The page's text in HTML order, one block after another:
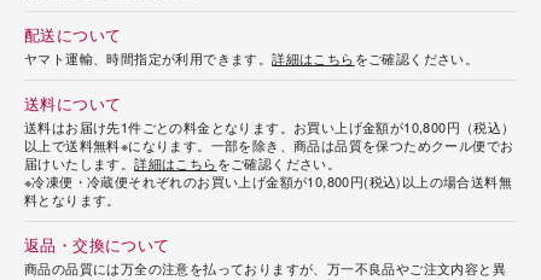
配送について
ヤマト運輸、時間指定が利用できます。詳細はこちらをご確認ください。
送料について
送料はお届け先1件ごとの料金となります。お買い上げ金額が10,800円（税込）
以上で送料無料※になります。一部を除き、商品は品質を保つためクール便でお
届けいたします。詳細はこちらをご確認ください。
※冷凍便・冷蔵便それぞれのお買い上げ金額が10,800円(税込)以上の場合送料無
料となります。
返品・交換について
商品の品質には万全の注意を払っておりますが、万一不良品やご注文内容と異